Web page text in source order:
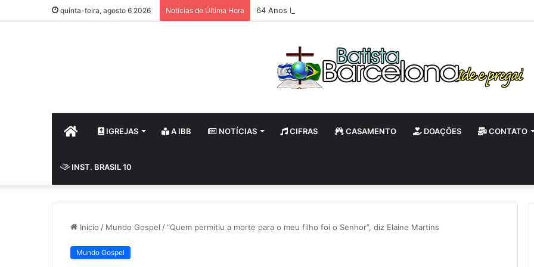
quinta-feira, agosto 6 2026 Notícias de Última Hora 64 Anos IBB e Batismo
HOME IGREJAS A IBB NOTÍCIAS CIFRAS CASAMENTO DOAÇÕES CONTATO
INST. BRASIL 10
Início / Mundo Gospel /“Quem permitiu a morte para o meu filho foi o Senhor”, diz Elaine Martins
Mundo Gospel